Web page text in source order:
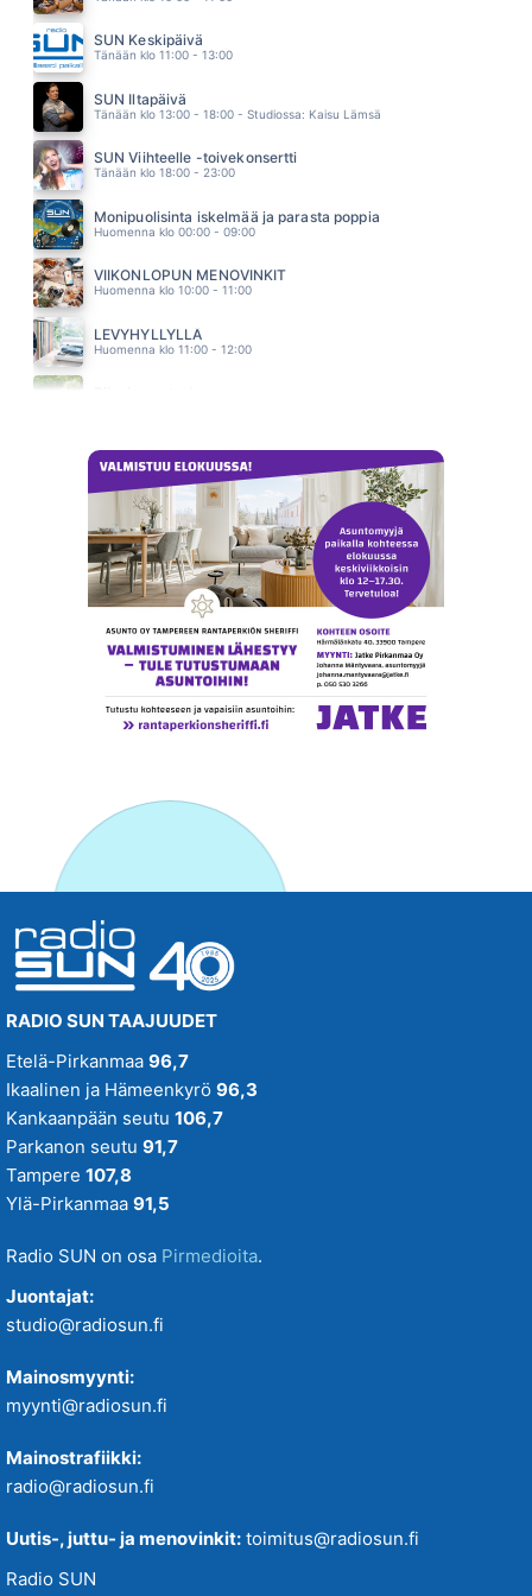
CHARLES PLOGMAN
01.44
SMOKIE
01.40
SUN Keskipäivä
Tänään klo 11:00 - 13:00
SUN Iltapäivä
Tänään klo 13:00 - 18:00 - Studiossa: Kaisu Lämsä
SUN Viihteelle -toivekonsertti
Tänään klo 18:00 - 23:00
Monipuolisinta iskelmää ja parasta poppia
Huomenna klo 00:00 - 09:00
VIIKONLOPUN MENOVINKIT
Huomenna klo 10:00 - 11:00
LEVYHYLLYLLÄ
Huomenna klo 11:00 - 12:00
RADIO SUN TAAJUUDET
Etelä-Pirkanmaa 96,7
Ikaalinen ja Hämeenkyrö 96,3
Kankaanpään seutu 106,7
Parkanon seutu 91,7
Tampere 107,8
Ylä-Pirkanmaa 91,5
Radio SUN on osa Pirmedioita.
Juontajat:
studio@radiosun.fi
Mainosmyynti:
myynti@radiosun.fi
Mainostrafiikki:
radio@radiosun.fi
Uutis-, juttu- ja menovinkit: toimitus@radiosun.fi
Radio SUN